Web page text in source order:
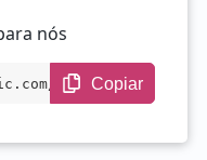
nós
pt/cpu/am
Copiar